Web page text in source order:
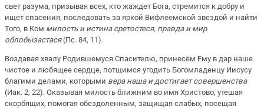
свет разума, призывая всех, кто жаждет Бога, стремится к добру и
ищет спасения, последовать за яркой Вифлеемской звездой и найти
Того, в Ком милость и истина сретостеся, правда и мир
облобызастася(Пс. 84, 11).
Воздавая хвалу Родившемуся Спасителю, принесём Ему в дар наше
чистое и любящее сердце, потщимся угодить Богомладенцу Иисусу
благими делами, которыми вера наша и достигает совершенства
(Иак. 2, 22). Оказывая милость ближним во имя Христово, утешая
скорбящих, помогая обездоленным, защищая слабых, посещая